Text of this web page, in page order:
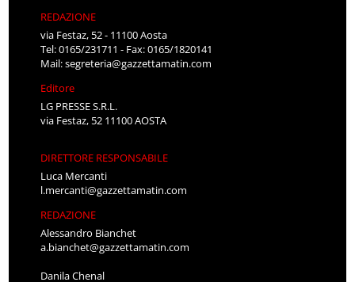
REDAZIONE
via Festaz, 52 - 11100 Aosta
Tel: 0165/231711 - Fax: 0165/1820141
Mail:segreteria@gazzettamatin.com
Editore
LG PRESSE S.R.L.
via Festaz, 52 11100 AOSTA
DIRETTORE RESPONSABILE
Luca Mercanti
l.mercanti@gazzettamatin.com
REDAZIONE
Alessandro Bianchet
a.bianchet@gazzettamatin.com
Danila Chenal